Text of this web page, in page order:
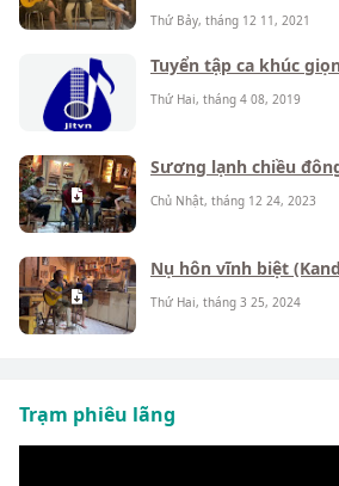
Thứ Bảy, tháng 12 11, 2021
Tuyển tập ca khúc
Thứ Hai, tháng 4 08, 2019
Sương lạnh chiều
Chủ Nhật, tháng 12 24, 2023
Nụ hôn vĩnh biệt
Thứ Hai, tháng 3 25, 2024
Trạm phiêu lãng